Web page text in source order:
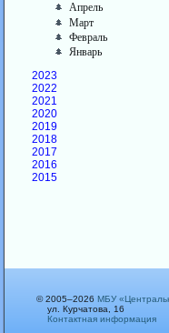
Апрель
Март
Февраль
Январь
2023
2022
2021
2020
2019
2018
2017
2016
2015
© 2005–2026 МБУ
ул. Курчатова, 16
Контактная информация